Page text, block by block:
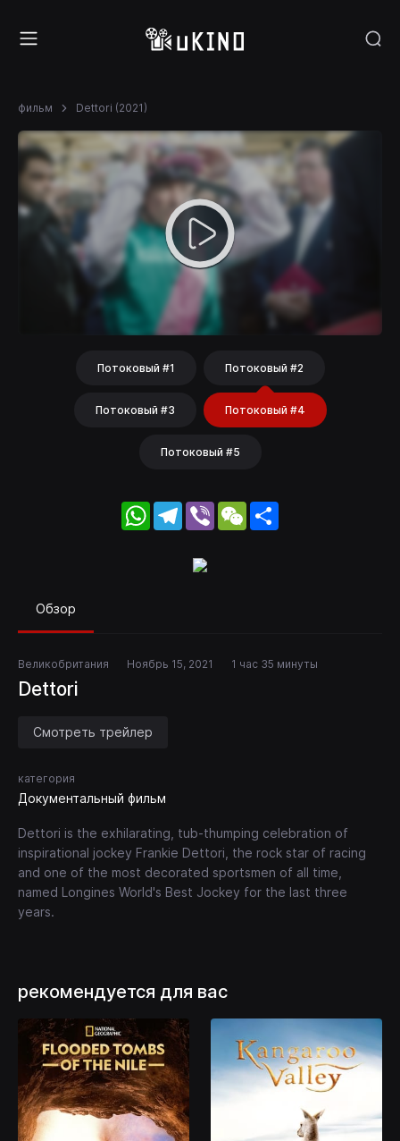
фильм Dettori (2021)
Потоковый #1 Потоковый #2
Потоковый #3 Потоковый #4
Потоковый #5
WhatsApp
Telegram
Viber WeChat
Обзор
Великобритания Ноябрь 15, 2021 1 час 35 минуты
Dettori
Смотреть трейлер
категория
Документальный фильм
Dettori is the exhilarating, tub-thumping celebration of
inspirational jockey Frankie Dettori, the rock star of racing
and one of the most decorated sportsmen of all time,
named Longines World's Best Jockey for the last three
years.
рекомендуется для вас